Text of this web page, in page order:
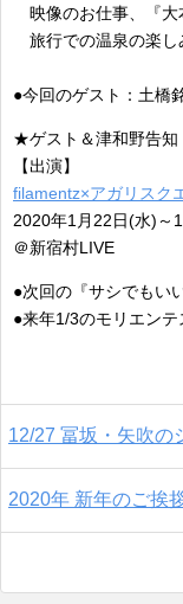
映像のお仕事、『大
旅行での温泉の楽し
●今回のゲスト：土橋
★ゲスト＆津和野告知
【出演】
filamentz×アガリスク
2020年1月22日(水)～
＠新宿村LIVE
●次回の『サシでもい
●来年1/3のモリエン
12/27 冨坂・矢吹の
2020年 新年のご挨